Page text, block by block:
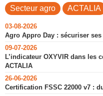
Secteur agro ACTALIA
03-08-2026
Agro Appro Day : sécuriser
09-07-2026
L’indicateur OXYVIR dans les
ACTALIA
26-06-2026
Certification FSSC 22000 v7 :